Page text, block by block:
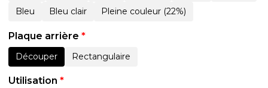
Bleu
Bleu clair Pleine couleur (22%)
Plaque arrière *
Découper Rectangulaire
Utilisation *